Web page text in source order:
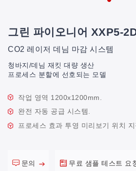
그린 파이오니어 XXP5-
CO2 레이저 데님 마감 시스템
청바지/데님 재킷 대량 생산
프로세스 분할에 선호되는 모델
작업 영역 1200x1200mm.
완전 자동 공급 시스템.
프로세스 효과 투영 미리보기 위치 지
문의 무료 샘플 테스트 요